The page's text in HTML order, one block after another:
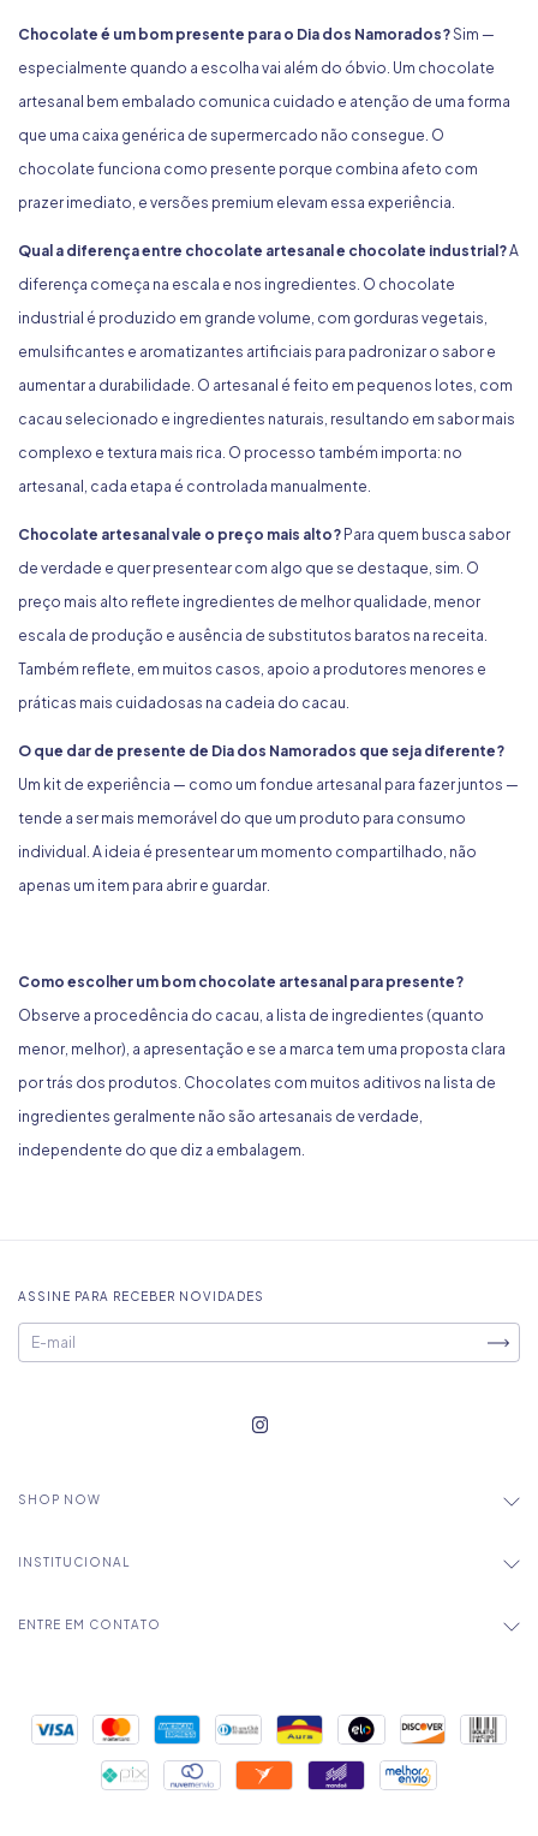
Chocolate é um bom presente para o Dia dos Namorados?Sim —
especialmente quando a escolha vai além do óbvio. Um chocolate
artesanal bem embalado comunica cuidado e atenção de uma forma
que uma caixa genérica de supermercado não consegue. O
chocolate funciona como presente porque combina afeto com
prazer imediato, e versões premium elevam essa experiência.
Qual a diferença entre chocolate artesanal e chocolate industrial?A
diferença começa na escala e nos ingredientes. O chocolate
industrial é produzido em grande volume, com gorduras vegetais,
emulsificantes e aromatizantes artificiais para padronizar o sabor e
aumentar a durabilidade. O artesanal é feito em pequenos lotes, com
cacau selecionado e ingredientes naturais, resultando em sabor mais
complexo e textura mais rica. O processo também importa: no
artesanal, cada etapa é controlada manualmente.
Chocolate artesanal vale o preço mais alto? Para quem busca sabor
de verdade e quer presentear com algo que se destaque, sim. O
preço mais alto reflete ingredientes de melhor qualidade, menor
escala de produção e ausência de substitutos baratos na receita.
Também reflete, em muitos casos, apoio a produtores menores e
práticas mais cuidadosas na cadeia do cacau.
O que dar de presente de Dia dos Namorados que seja diferente?
Um kit de experiência — como um fondue artesanal para fazer juntos —
tende a ser mais memorável do que um produto para consumo
individual. A ideia é presentear um momento compartilhado, não
apenas um item para abrir e guardar.
Como escolher um bom chocolate artesanal para presente?
Observe a procedência do cacau, a lista de ingredientes (quanto
menor, melhor), a apresentação e se a marca tem uma proposta clara
por trás dos produtos. Chocolates com muitos aditivos na lista de
ingredientes geralmente não são artesanais de verdade,
independente do que diz a embalagem.
ASSINE PARA RECEBER NOVIDADES
SHOP NOW
INSTITUCIONAL
ENTRE EM CONTATO